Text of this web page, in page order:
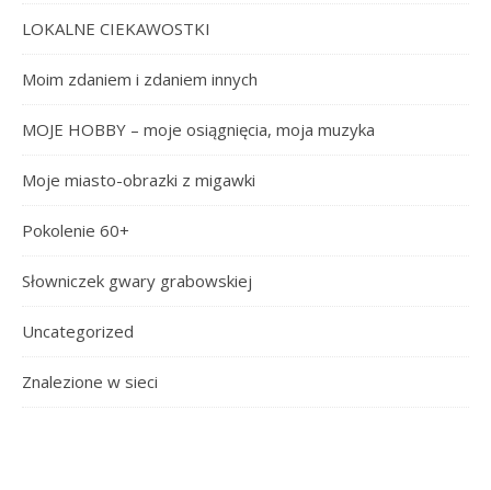
LOKALNE CIEKAWOSTKI
Moim zdaniem i zdaniem innych
MOJE HOBBY – moje osiągnięcia, moja muzyka
Moje miasto-obrazki z migawki
Pokolenie 60+
Słowniczek gwary grabowskiej
Uncategorized
Znalezione w sieci